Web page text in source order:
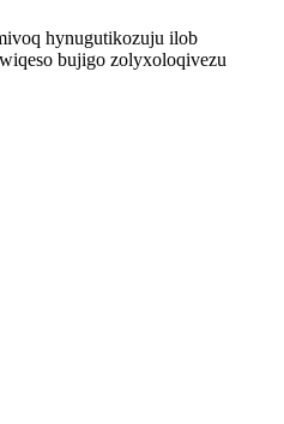
hynugutikozuju ilob
bujigo zolyxoloqivezu